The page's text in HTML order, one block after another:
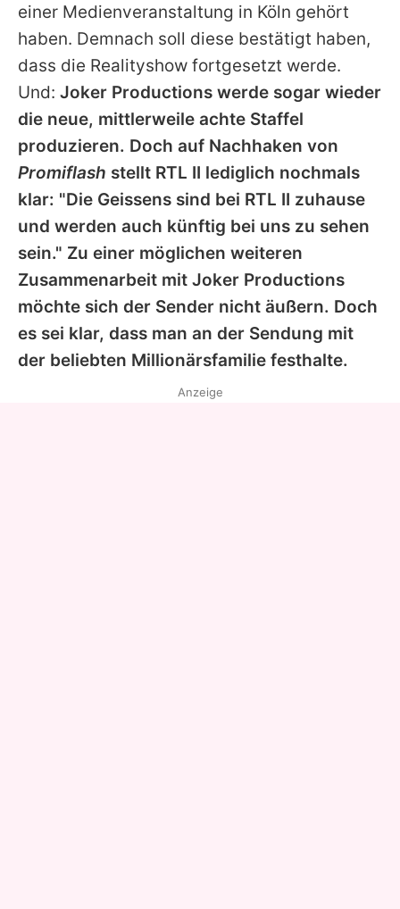
einer Medienveranstaltung in Köln gehört
haben. Demnach soll diese bestätigt haben,
dass die Realityshow fortgesetzt werde.
Und: Joker Productions werde sogar wieder
die neue, mittlerweile achte Staffel
produzieren. Doch auf Nachhaken von
Promiflash stellt RTL II lediglich nochmals
klar: "Die Geissens sind bei RTL II zuhause
und werden auch künftig bei uns zu sehen
sein." Zu einer möglichen weiteren
Zusammenarbeit mit Joker Productions
möchte sich der Sender nicht äußern. Doch
es sei klar, dass man an der Sendung mit
der beliebten Millionärsfamilie festhalte.
Anzeige